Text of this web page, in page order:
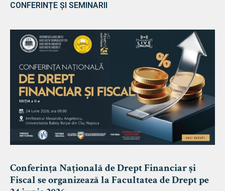
CONFERINȚE ȘI SEMINARII
Conferința Națională de Drept Financiar și
Fiscal se organizează la Facultatea de Drept pe